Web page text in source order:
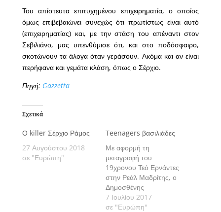
Του απίστευτα επιτυχημένου επιχειρηματία, ο οποίος
όμως επιβεβαιώνει συνεχώς ότι πρωτίστως είναι αυτό
(επιχειρηματίας) και, με την στάση του απέναντι στον
Σεβιλιάνο, μας υπενθύμισε ότι, και στο ποδόσφαιρο,
σκοτώνουν τα άλογα όταν γεράσουν. Ακόμα και αν είναι
περήφανα και γεμάτα κλάση, όπως ο Σέρχιο.
Πηγή: Gazzetta
Σχετικά
Ο killer Σέρχιο Ράμος
27 Αυγούστου 2018
σε "Ευρώπη"
Teenagers βασιλιάδες
Με αφορμή τη
μεταγραφή του
19χρονου Τεό Ερνάντες
στην Ρεάλ Μαδρίτης, ο
Δημοσθένης
Γεωργακόπουλος
θυμάται πέντε
7 Ιουλίου 2017
σε "Ευρώπη"